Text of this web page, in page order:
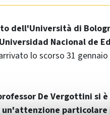
dell'Università di
Nacional de
lo scorso 31
De Vergottini si
particolare